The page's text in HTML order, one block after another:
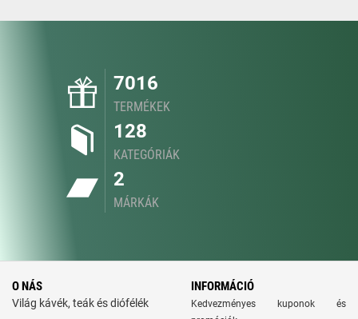
7016
TERMÉKEK
128
KATEGÓRIÁK
2
MÁRKÁK
O NÁS
Világ kávék, teák és diófélék
INFORMÁCIÓ
Kedvezményes kuponok és